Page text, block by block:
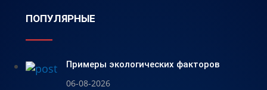
ПОПУЛЯРНЫЕ
Примеры экологических факторов
06-08-2026